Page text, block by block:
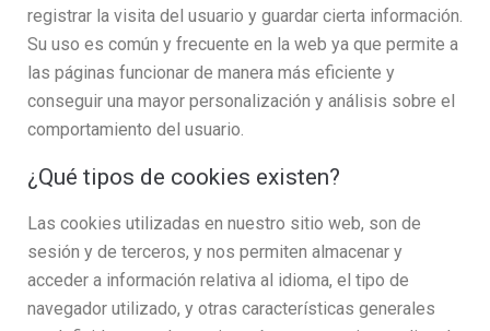
registrar la visita del usuario y guardar cierta información.
Su uso es común y frecuente en la web ya que permite a
las páginas funcionar de manera más eficiente y
conseguir una mayor personalización y análisis sobre el
comportamiento del usuario.
¿Qué tipos de cookies existen?
Las cookies utilizadas en nuestro sitio web, son de
sesión y de terceros, y nos permiten almacenar y
acceder a información relativa al idioma, el tipo de
navegador utilizado, y otras características generales